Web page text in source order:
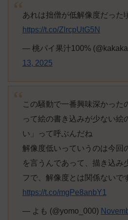
あれは拙僧が低解像度だった
https://t.co/ZlrcpUtG5N
— 桃パイ果汁100%
13, 2025
この騒動で一番興味深かった
って絵の書き込みが少ない絵
い」って呼ぶんだね
解像度低いっていうのは今回
を言うんであって、描き込み
フで、解像度とは関係ないで
https://t.co/mgPe8anbY1
— よも (@yomo_000)